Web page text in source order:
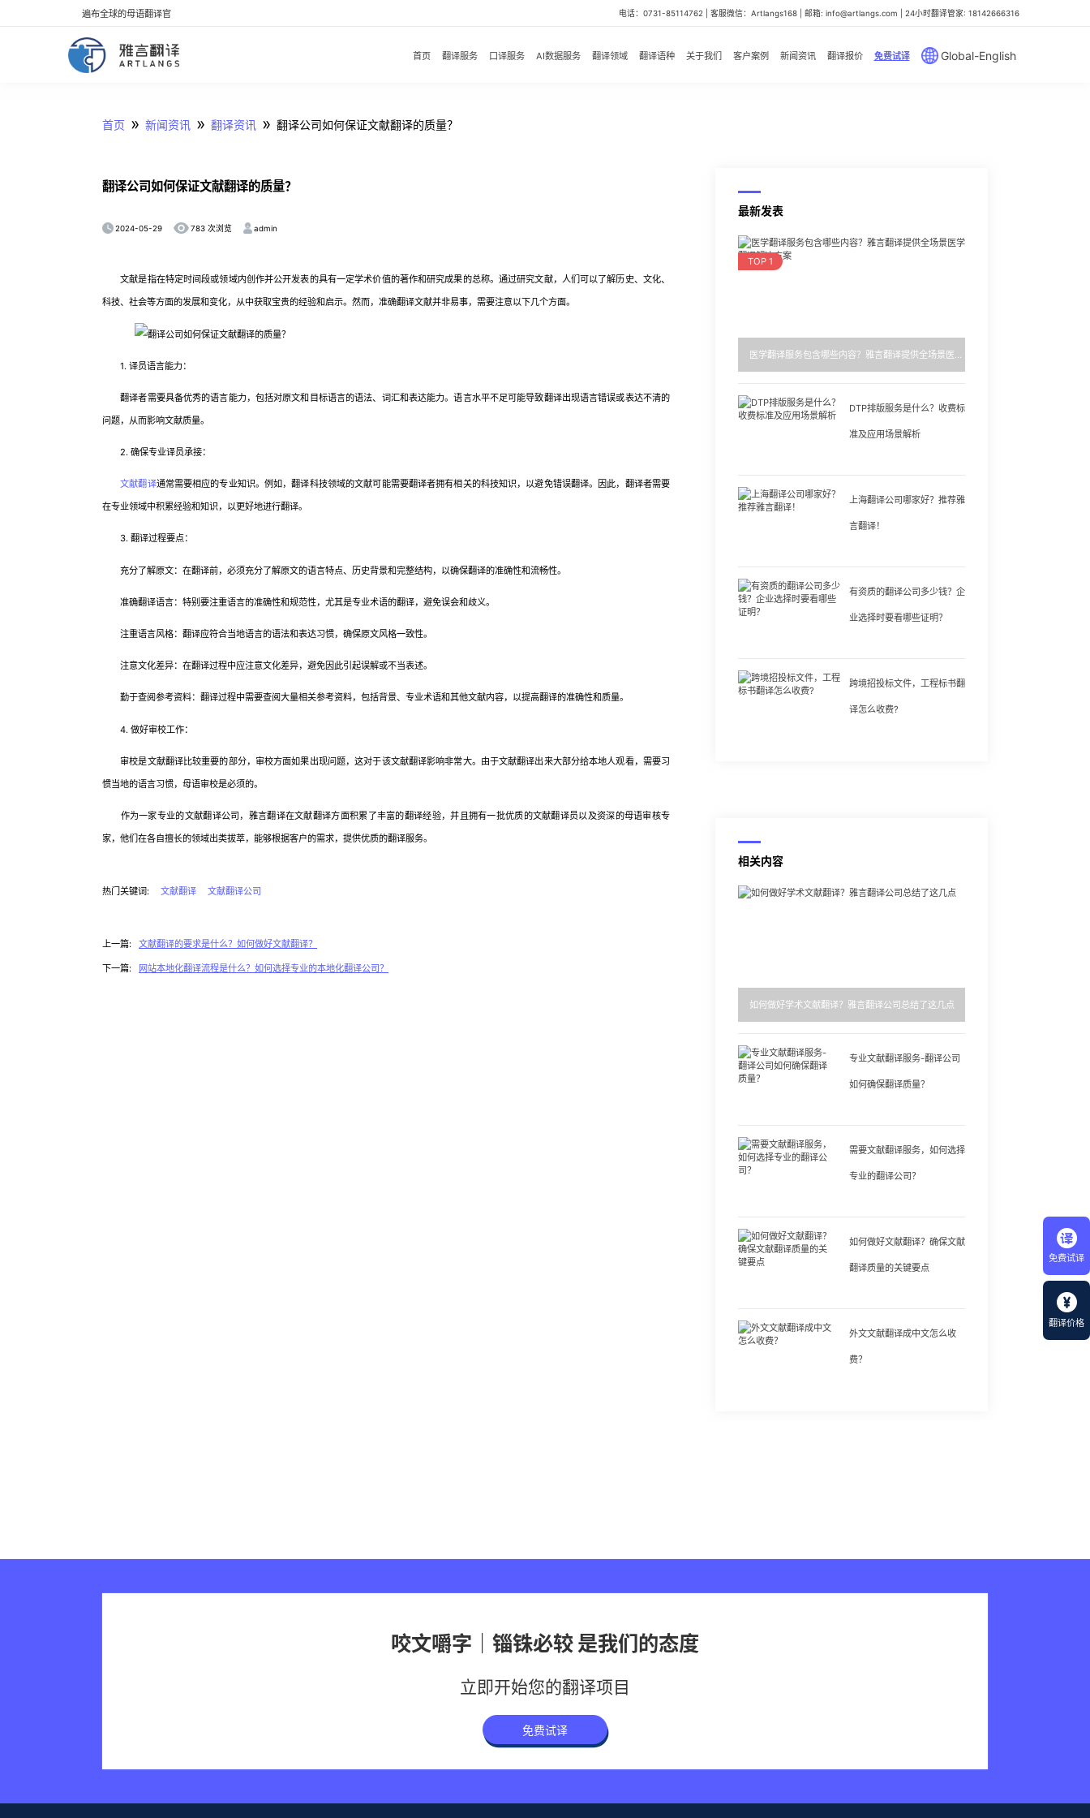
免费试译
翻译价格
遍布全球的母语翻译官 电话：0731-85114762 | 客服微信：Artlangs168 | 邮箱: info@artlangs.com | 24小时翻译管家: 18142666316
首页 翻译服务 口译服务 AI数据服务 翻译领域 翻译语种 关于我们 客户案例 新闻资讯 翻译报价 免费试译 Global-English
首页 » 新闻资讯 » 翻译资讯 » 翻译公司如何保证文献翻译的质量？
翻译公司如何保证文献翻译的质量？
2024-05-29 783 次浏览 admin
文献是指在特定时间段或领域内创作并公开发表的具有一定学术价值的著作和研究成果的总称。通过研究文献，人们可以了解历史、文化、
科技、社会等方面的发展和变化，从中获取宝贵的经验和启示。然而，准确翻译文献并非易事，需要注意以下几个方面。
1. 译员语言能力：
翻译者需要具备优秀的语言能力，包括对原文和目标语言的语法、词汇和表达能力。语言水平不足可能导致翻译出现语言错误或表达不清的
问题，从而影响文献质量。
2. 确保专业译员承接：
文献翻译通常需要相应的专业知识。例如，翻译科技领域的文献可能需要翻译者拥有相关的科技知识，以避免错误翻译。因此，翻译者需要
在专业领域中积累经验和知识，以更好地进行翻译。
3. 翻译过程要点：
充分了解原文：在翻译前，必须充分了解原文的语言特点、历史背景和完整结构，以确保翻译的准确性和流畅性。
准确翻译语言：特别要注重语言的准确性和规范性，尤其是专业术语的翻译，避免误会和歧义。
注重语言风格：翻译应符合当地语言的语法和表达习惯，确保原文风格一致性。
注意文化差异：在翻译过程中应注意文化差异，避免因此引起误解或不当表述。
勤于查阅参考资料：翻译过程中需要查阅大量相关参考资料，包括背景、专业术语和其他文献内容，以提高翻译的准确性和质量。
4. 做好审校工作：
审校是文献翻译比较重要的部分，审校方面如果出现问题，这对于该文献翻译影响非常大。由于文献翻译出来大部分给本地人观看，需要习
惯当地的语言习惯，母语审校是必须的。
作为一家专业的文献翻译公司，雅言翻译在文献翻译方面积累了丰富的翻译经验，并且拥有一批优质的文献翻译员以及资深的母语审核专
家，他们在各自擅长的领域出类拔萃，能够根据客户的需求，提供优质的翻译服务。
热门关键词: 文献翻译 文献翻译公司
上一篇: 文献翻译的要求是什么？如何做好文献翻译？
下一篇: 网站本地化翻译流程是什么？如何选择专业的本地化翻译公司？
最新发表
TOP 1
医学翻译服务包含哪些内容？雅言翻译提供全场景医学翻译解决方案
DTP排版服务是什么？收费标
准及应用场景解析
上海翻译公司哪家好？推荐雅
言翻译！
有资质的翻译公司多少钱？企
业选择时要看哪些证明？
跨境招投标文件，工程标书翻
译怎么收费?
相关内容
如何做好学术文献翻译？雅言翻译公司总结了这几点
专业文献翻译服务-翻译公司
如何确保翻译质量？
需要文献翻译服务，如何选择
专业的翻译公司？
如何做好文献翻译？确保文献
翻译质量的关键要点
外文文献翻译成中文怎么收
费？
咬文嚼字｜锱铢必较 是我们的态度
立即开始您的翻译项目
免费试译